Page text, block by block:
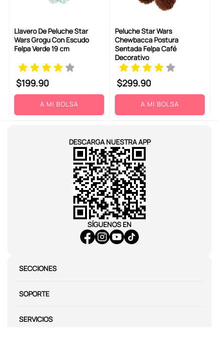
Llavero De Peluche Star
Wars Grogu Con Escudo
Felpa Verde 19 cm
$199.90
A MI BOLSA
Peluche Star Wars
Chewbacca Postura
Sentada Felpa Café
Decorativo
$299.90
A MI BOLSA
DESCARGA NUESTRA APP
SÍGUENOS EN
SECCIONES
SOPORTE
SERVICIOS